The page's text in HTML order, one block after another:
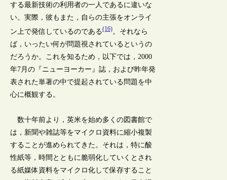
する最新技術の利用者の一人であるに違いな
い。実際，彼もまた，自らの主張をオンライ
ン上で発信しているのである(16)。それなら
ば，いったい何が問題視されているというの
だろうか。これを知るため，以下では，2000
年7月の『ニューヨーカー』誌，および昨年発
表された単著の中で提起されている問題を中
心に概観する。
数十年前より，英米を始め多くの図書館で
は，新聞や雑誌等をマイクロ資料に縮小複製
することが進められてきた。それは，特に酸
性紙等，時間とともに脆弱化していくとされ
る紙媒体資料をマイクロ化して保存すること